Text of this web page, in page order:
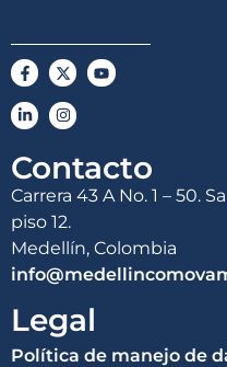
Contacto
Carrera 43 A No. 1 – 50.
piso 12.
Medellín, Colombia
Legal
Política de manejo de